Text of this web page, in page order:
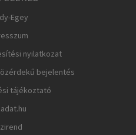
Egey
nyilatkozat
bejelentés
tájékoztató